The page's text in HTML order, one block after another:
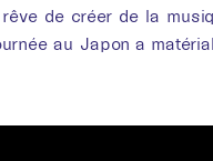
de créer de la
au Japon a